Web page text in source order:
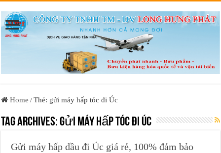
Home / Thẻ: gửi máy hấp tóc đi Úc
Tag Archives:gửi máy hấp tóc đi Úc
Gửi máy hấp dầu đi Úc giá rẻ, 100% đảm bảo